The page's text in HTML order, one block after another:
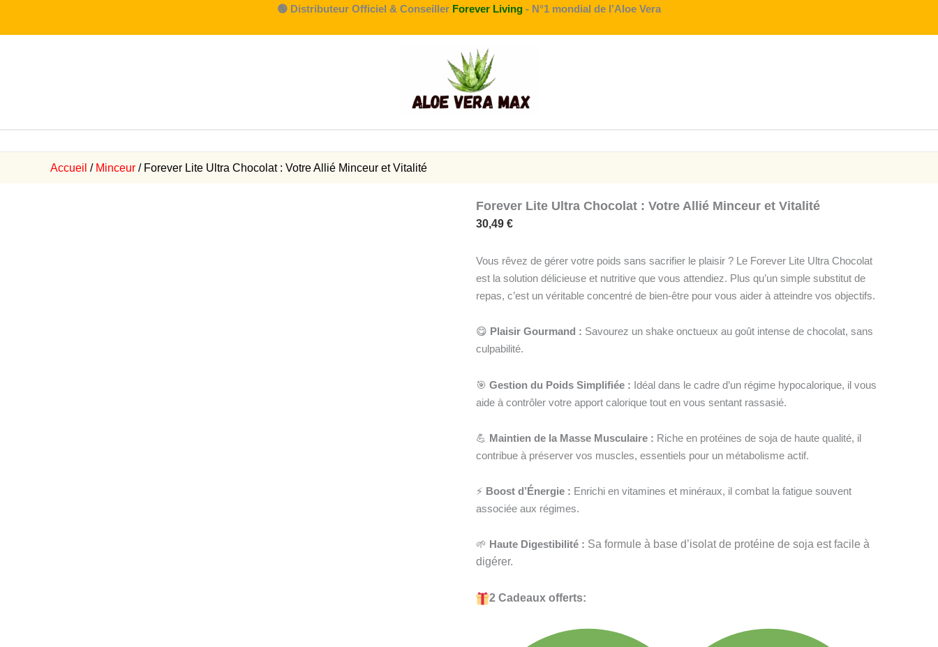
🟢 Distributeur Officiel & Conseiller Forever Living - N°1 mondial de l’Aloe Vera
Accueil / Minceur / Forever Lite Ultra Chocolat : Votre Allié Minceur et Vitalité
Forever Lite Ultra Chocolat : Votre Allié Minceur et Vitalité
30,49 €
Vous rêvez de gérer votre poids sans sacrifier le plaisir ? Le Forever Lite Ultra Chocolat
est la solution délicieuse et nutritive que vous attendiez. Plus qu’un simple substitut de
repas, c’est un véritable concentré de bien-être pour vous aider à atteindre vos objectifs.
😋 Plaisir Gourmand : Savourez un shake onctueux au goût intense de chocolat, sans
culpabilité.
🎯 Gestion du Poids Simplifiée : Idéal dans le cadre d’un régime hypocalorique, il vous
aide à contrôler votre apport calorique tout en vous sentant rassasié.
💪 Maintien de la Masse Musculaire : Riche en protéines de soja de haute qualité, il
contribue à préserver vos muscles, essentiels pour un métabolisme actif.
⚡ Boost d’Énergie : Enrichi en vitamines et minéraux, il combat la fatigue souvent
associée aux régimes.
🌱 Haute Digestibilité : Sa formule à base d’isolat de protéine de soja est facile à
digérer.
2 Cadeaux offerts: